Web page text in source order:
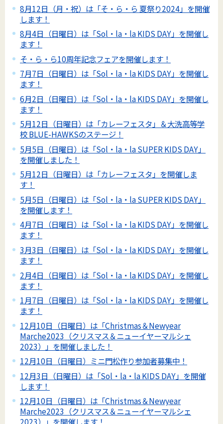
8月12日（月・祝）は「そ・ら・ら 夏祭り2024」を開催
します！
8月4日（日曜日）は「Sol・la・la KIDS DAY」を開催し
ます！
そ・ら・ら10周年記念フェアを開催します！
7月7日（日曜日）は「Sol・la・la KIDS DAY」を開催し
ます！
6月2日（日曜日）は「Sol・la・la KIDS DAY」を開催し
ます！
5月12日（日曜日）は「カレーフェスタ」＆大洗高等学
校 BLUE-HAWKSのステージ！
5月5日（日曜日）は「Sol・la・la SUPER KIDS DAY」
を開催しました！
5月12日（日曜日）は「カレーフェスタ」を開催しま
す！
5月5日（日曜日）は「Sol・la・la SUPER KIDS DAY」
を開催します！
4月7日（日曜日）は「Sol・la・la KIDS DAY」を開催し
ます！
3月3日（日曜日）は「Sol・la・la KIDS DAY」を開催し
ます！
2月4日（日曜日）は「Sol・la・la KIDS DAY」を開催し
ます！
1月7日（日曜日）は「Sol・la・la KIDS DAY」を開催し
ます！
12月10日（日曜日）は「Christmas＆Newyear
Marche2023（クリスマス＆ニューイヤーマルシェ
2023）」を開催しました！
12月10日（日曜日）ミニ門松作り参加者募集中！
12月3日（日曜日）は「Sol・la・la KIDS DAY」を開催
します！
12月10日（日曜日）は「Christmas＆Newyear
Marche2023（クリスマス＆ニューイヤーマルシェ
2023）」を開催します！